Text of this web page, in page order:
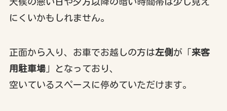
にくいかもしれません。
正面から入り、お車でお越しの方は左側 が「来客
用駐車場」となっており、
空いているスペースに停めていただけます。